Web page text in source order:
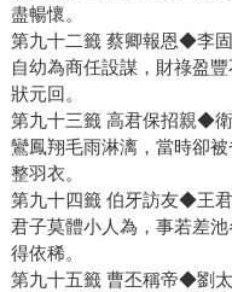
盡暢懷。
第九十二籤 蔡卿報恩◆李
自幼為商任設謀，財祿盈
狀元回。
第九十三籤 高君保招親◆
鸞鳳翔毛雨淋漓，當時卻
整羽衣。
第九十四籤 伯牙訪友◆王
君子莫體小人為，事若差
得依稀。
第九十五籤 曹丕稱帝◆劉